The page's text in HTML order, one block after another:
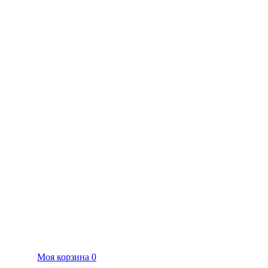
Моя корзина 0